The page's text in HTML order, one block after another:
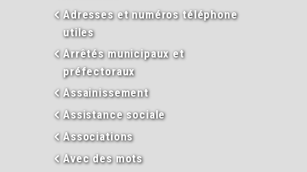
Adresses et numéros téléphone
utiles
Arrêtés municipaux et
préfectoraux
Assainissement
Assistance sociale
Associations
Avec des mots